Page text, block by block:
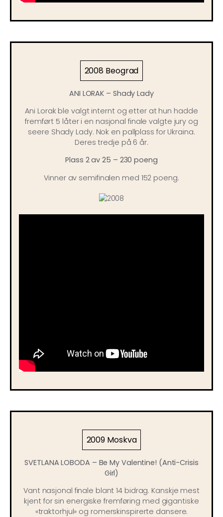
2008 Beograd
ANI LORAK – Shady Lady
Ani Lorak ble valgt internt og etter at hun hadde
fremført 5 låter i en nasjonal finale valgte jury og
seere Shady Lady. Nok en pallplass for Ukraina.
Deres tredje på 6 år.
Plass 2 av 25 – 230 poeng
Vinner av semifinalen med 152 poeng.
2009 Moskva
SVETLANA LOBODA – Be My Valentine! (Anti-Crisis
Girl)
Vant nasjonal finale blant 14 bidrag. Kanskje mest
kjent for sin energiske fremføring med gigantiske
«traktorhjul» og romerskinspirerte dansere.